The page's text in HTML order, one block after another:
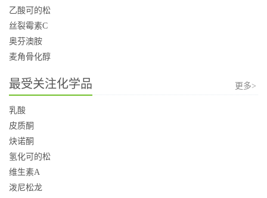
乙酸可的松
丝裂霉素C
奥芬澳胺
麦角骨化醇
最受关注化学品 更多>
乳酸
皮质酮
炔诺酮
氢化可的松
维生素A
泼尼松龙